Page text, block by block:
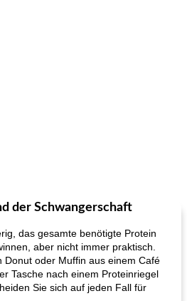
der Schwangerschaft
das gesamte benötigte Protein
aber nicht immer praktisch.
Donut oder Muffin aus einem Café
Tasche nach einem Proteinriegel
Sie sich auf jeden Fall für